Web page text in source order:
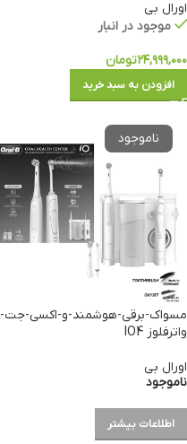
اورال بی
موجود در انبار
۲۴,۹۹۹,۰۰۰تومان
افزودن به سبد خرید
مسواک-برقی-هوشمند-و-اکسی-جت-
واترفلوز IO4
اورال بی
ناموجود
اطلاعات بیشتر